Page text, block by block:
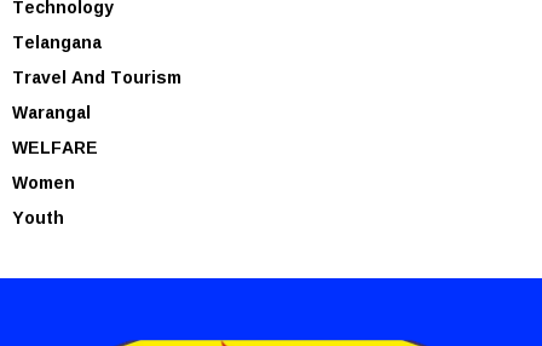
Technology
Telangana
Travel And Tourism
Warangal
WELFARE
Women
Youth